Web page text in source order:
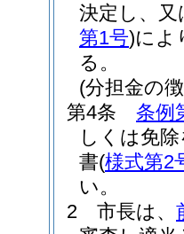
決定し、
第1号)によ
る。
(分担金の
第4条
条例
しくは免
書(様式第2
い。
2
市長は、